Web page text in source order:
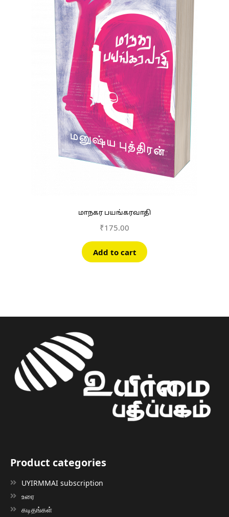
மாநகர பயங்கரவாதி
₹175.00
Add to cart
Product categories
UYIRMMAI subscription
உரை
கடிதங்கள்